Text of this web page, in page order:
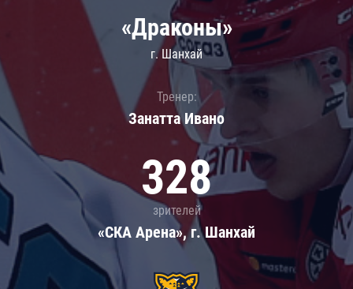
«Драконы»
г. Шанхай
Тренер:
Занатта Иванo
328
зрителей
«СКА Арена», г. Шанхай